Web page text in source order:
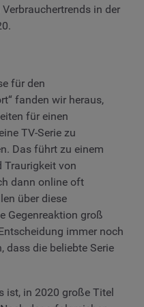
in der
für den
fanden wir heraus,
für einen
TV-Serie zu
Das führt zu einem
Traurigkeit von
dann online oft
über diese
Gegenreaktion groß
immer noch
dass die beliebte Serie
ist, in 2020 große Titel